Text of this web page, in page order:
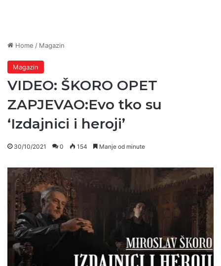
Home / Magazin
Magazin
VIDEO: ŠKORO OPET
ZAPJEVAO:Evo tko su
‘Izdajnici i heroji’
30/10/2021 0 154 Manje od minute